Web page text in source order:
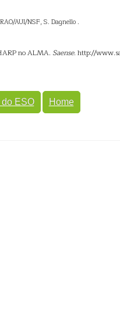
AUI/NSF, S. Dagnello .
no ALMA. Saense. http://
ESO Home